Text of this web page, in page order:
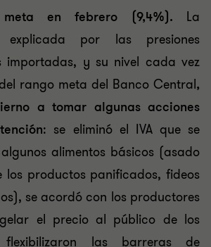
en febrero (9,4%). La
explicada por las presiones
importadas, y su nivel cada vez
rango meta del Banco Central,
a tomar algunas acciones
: se eliminó el IVA que se
alimentos básicos (asado
los productos panificados, fideos
se acordó con los productores
el precio al público de los
flexibilizaron las barreras de